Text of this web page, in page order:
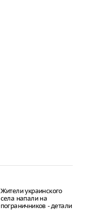
Жители украинского
села напали на
пограничников - детали